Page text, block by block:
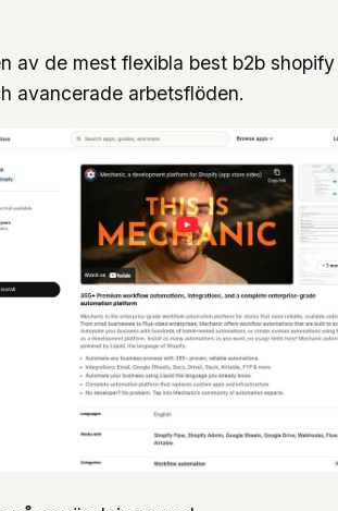
av de mest flexibla best b2b
avancerade arbetsflöden.